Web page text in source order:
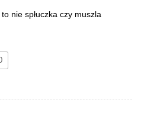
nie spłuczka czy muszla